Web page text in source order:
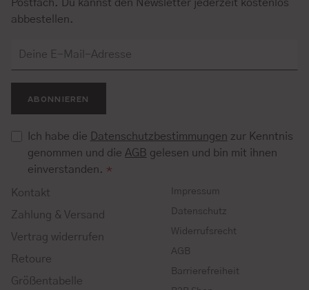
Postfach. Du kannst den Newsletter jederzeit kostenlos
abbestellen.
ABONNIEREN
Ich habe die Datenschutzbestimmungen zur Kenntnis
genommen und die AGB gelesen und bin mit ihnen
einverstanden. *
Kontakt
Zahlung & Versand
Vertrag widerrufen
Retoure
Größentabelle
Impressum
Datenschutz
Widerrufsrecht
AGB
Barrierefreiheit